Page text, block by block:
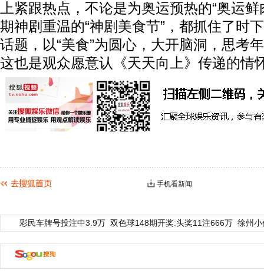
上紧跟热点，不论是为奥运预热的“奥运
期神剧重温的“神剧美食节”，都抓住了时
话题，以“美食”为圆心，大开脑洞，思
这也是观众愿意认《天天向上》传递的情
手机看新闻
彩民车牌号投注中3.9万 双色球148期开奖:头奖11注666万 徐州